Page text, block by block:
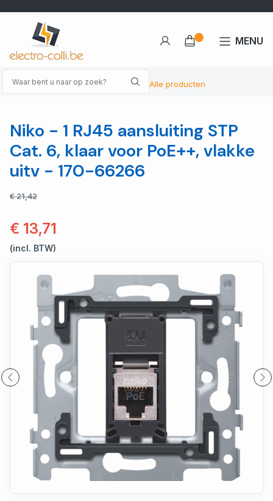
Alle producten
MENU
Niko - 1 RJ45 aansluiting STP
Cat. 6, klaar voor PoE++, vlakke
uitv - 170-66266
€ 21,42
€ 13,71
(incl. BTW)